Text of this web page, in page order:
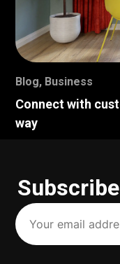
Blog, Business
Connect with
way
Your
email
address
(Required)